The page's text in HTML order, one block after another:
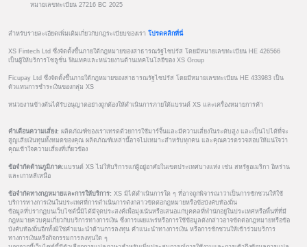
หมายเลขทะเบียน 27216 BC 2025
สำหรับรายละเอียดเพิ่มเติมเกี่ยวกับกฎระเบียบของเรา โปรดคลิกที่นี่
XS Fintech Ltd ซึ่งจัดตั้งขึ้นภายใต้กฎหมายของสาธารณรัฐไซปรัส โดยมีหมายเลขทะเบียน HE 426566
เป็นผู้ให้บริการโซลูชั่น ฟินเทคและหน่วยงานด้านเทคโนโลยีของ XS Group
Ficupay Ltd ซึ่งจัดตั้งขึ้นภายใต้กฎหมายของสาธารณรัฐไซปรัส โดยมีหมายเลขทะเบียน HE 433983 เป็น
ตัวแทนการชำระเงินของกลุ่ม XS
หน่วยงานข้างต้นได้รับอนุญาตอย่างถูกต้องให้ดำเนินการภายใต้แบรนด์ XS และเครื่องหมายการค้า
คำเตือนความเสี่ยง: ผลิตภัณฑ์ของเราเทรดด้วยการใช้มาร์จิ้นและมีความเสี่ยงในระดับสูง และเป็นไปได้ที่จะ
สูญเสียเงินทุนทั้งหมดของคุณ ผลิตภัณฑ์เหล่านี้อาจไม่เหมาะสำหรับทุกคน และคุณควรตรวจสอบให้แน่ใจว่า
คุณเข้าใจความเสี่ยงที่เกี่ยวข้อง
ข้อจำกัดด้านภูมิภาค: แบรนด์ XS ไม่ให้บริการแก่ผู้อยู่อาศัยในเขตประเทศบางแห่ง เช่น สหรัฐอเมริกา อิหร่าน
และเกาหลีเหนือ
ข้อจำกัดทางกฎหมายและการให้บริการ: XS มิได้ดำเนินการใด ๆ ที่อาจถูกพิจารณาว่าเป็นการชักชวนให้ใช้
บริการทางการเงินในประเทศที่การดำเนินการดังกล่าวขัดต่อกฎหมายหรือข้อบังคับท้องถิ่น
ข้อมูลที่ปรากฏบนเว็บไซต์นี้มิได้มีจุดประสงค์เพื่อมุ่งเน้นหรือเสนอแก่บุคคลที่พำนักอยู่ในประเทศหรือพื้นที่ที่มี
กฎหมายควบคุมเกี่ยวกับบริการทางการเงิน ซึ่งการเผยแพร่หรือการใช้ข้อมูลดังกล่าวอาจขัดต่อกฎหมายหรือข้อ
บังคับท้องถิ่นอีกทั้งมิใช่คำแนะนำด้านการลงทุน คำแนะนำทางการเงิน หรือการชักชวนให้เข้าร่วมบริการ
ทางการเงินหรือกิจกรรมการลงทุนใด ๆ